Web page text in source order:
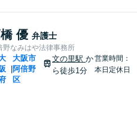
優 弁護士
野なみはや法律事務所
大阪市
阿倍野
区
文の里駅か
ら徒歩1分
営業時間：
本日定休日